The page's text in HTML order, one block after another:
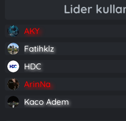
Lider
AKY
Fatihklz
HDC
ArinNa
Kaco Adem